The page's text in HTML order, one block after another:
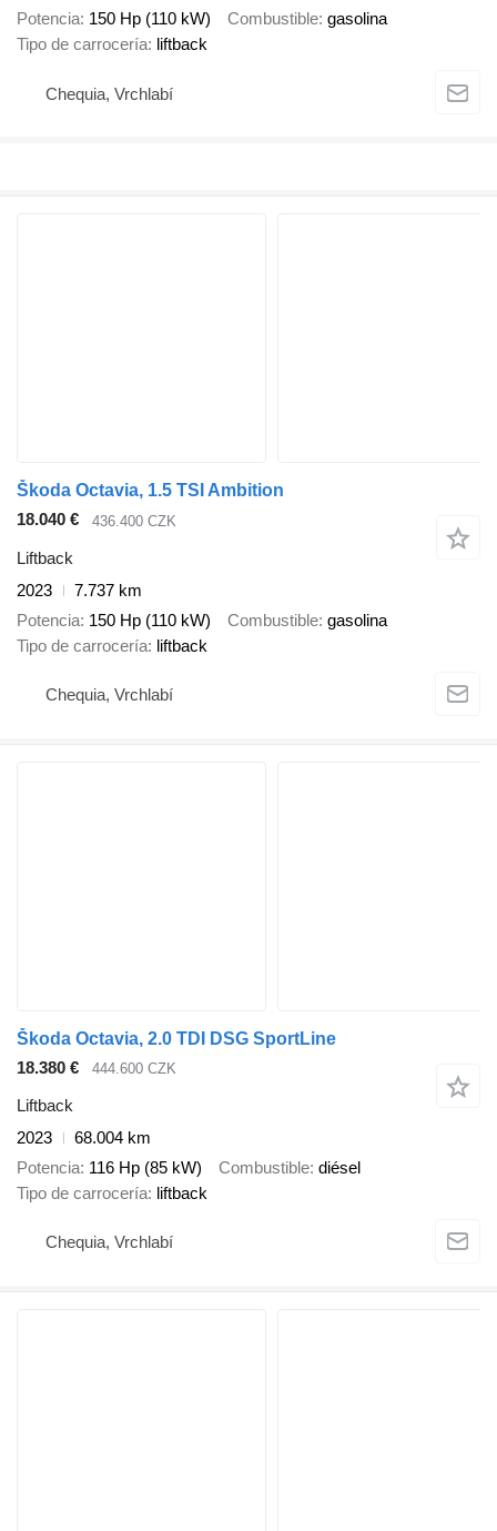
Potencia 150 Hp (110 kW) Combustible gasolina
Tipo de carrocería liftback
Chequia, Vrchlabí
Škoda Octavia, 1.5 TSI Ambition
18.040 €
436.400 CZK
Liftback
2023
7.737 km
Potencia 150 Hp (110 kW) Combustible gasolina
Tipo de carrocería liftback
Chequia, Vrchlabí
Škoda Octavia, 2.0 TDI DSG SportLine
18.380 €
444.600 CZK
Liftback
2023
68.004 km
Potencia 116 Hp (85 kW) Combustible diésel
Tipo de carrocería liftback
Chequia, Vrchlabí